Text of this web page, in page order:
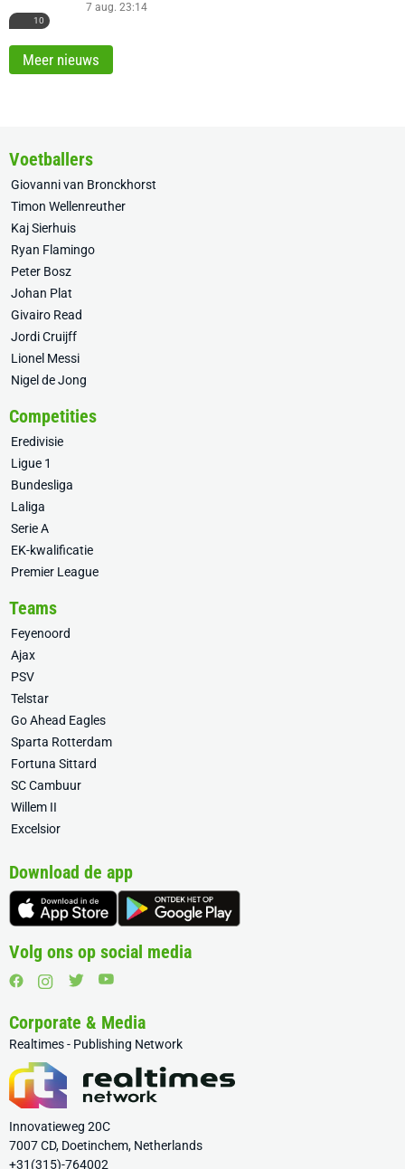
10
7 aug. 23:14
Meer nieuws
Voetballers
Giovanni van Bronckhorst
Timon Wellenreuther
Kaj Sierhuis
Ryan Flamingo
Peter Bosz
Johan Plat
Givairo Read
Jordi Cruijff
Lionel Messi
Nigel de Jong
Competities
Eredivisie
Ligue 1
Bundesliga
Laliga
Serie A
EK-kwalificatie
Premier League
Teams
Feyenoord
Ajax
PSV
Telstar
Go Ahead Eagles
Sparta Rotterdam
Fortuna Sittard
SC Cambuur
Willem II
Excelsior
Download de app
Volg ons op social media
Corporate & Media
Realtimes - Publishing Network
Innovatieweg 20C
7007 CD, Doetinchem, Netherlands
+31(315)-764002